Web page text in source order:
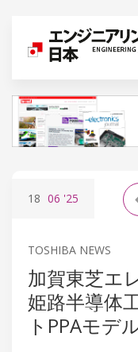
18 06 '25
TOSHIBA NEWS
加賀東芝エ
姫路半導体
トPPAモデ